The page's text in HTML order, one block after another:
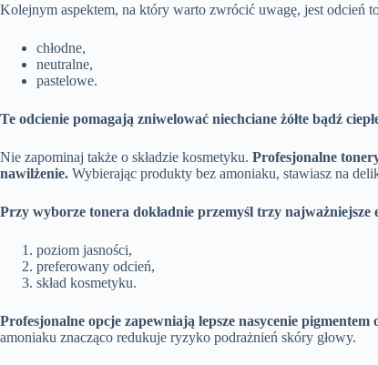
Kolejnym aspektem, na który warto zwrócić uwagę, jest odcień
chłodne,
neutralne,
pastelowe.
Te odcienie pomagają zniwelować niechciane żółte bądź
Nie zapominaj także o składzie kosmetyku. Profesjonalne
nawilżenie. Wybierając produkty bez amoniaku, stawiasz na
Przy wyborze tonera dokładnie przemyśl trzy najważniejsze
poziom jasności,
preferowany odcień,
skład kosmetyku.
Profesjonalne opcje zapewniają lepsze nasycenie
amoniaku znacząco redukuje ryzyko podrażnień skóry głowy.